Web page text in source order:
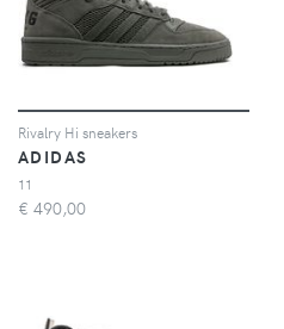
Rivalry Hi sneakers
ADIDAS
11
€ 490,00